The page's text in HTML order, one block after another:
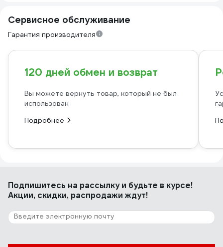
Сервисное обслуживание
Гарантия производителя
120 дней обмен и возврат
Вы можете вернуть товар, который не был
использован
Подробнее
Подпишитесь на рассылкуи будьте в курсе!
Акции, скидки, распродажи ждут!